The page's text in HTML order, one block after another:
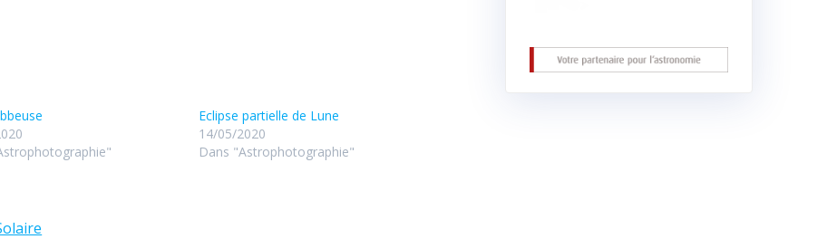
Eclipse partielle de Lune
14/05/2020
Dans "Astrophotographie"